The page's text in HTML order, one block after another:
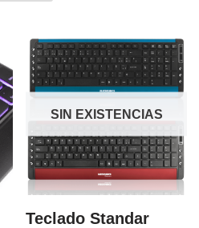
SIN EXISTENCIAS
Teclado Standar